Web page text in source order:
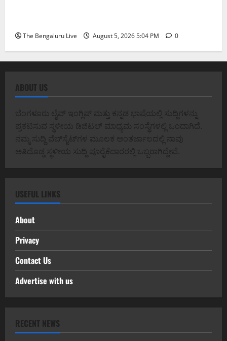
The Bengaluru Live August 5, 2026 5:04 PM 0
ABOUT US
ಬೆಂಗಳೂರು ಲೈವ್ ಇಂಗ್ಲಿಷ್ ಮತ್ತು ಕನ್ನಡ ಭಾಷೆಯಲ್ಲಿ ಸುದ್ದಿಗಳನ್ನು
ಪ್ರಕಟಿಸುವ ಸ್ಥಳೀಯ ಡಿಜಿಟಲ್ ಮಾಧ್ಯಮ ಸಂಸ್ಥೆಗಳಲ್ಲಿ ಒಂದಾಗಿದೆ.
ನಮ್ಮ ಸುದ್ದಿ ವೆಬ್‌ಸೈಟ್‌ಗಳ ಮೂಲಕ ಅಂತರ್ಜಾಲದಲ್ಲಿ ನಾವು
ಅತಿದೊಡ್ಡ ಸ್ಥಳೀಯ ಸುದ್ದಿ ಪೂರೈಕೆದಾರರಲ್ಲಿ ಒಬ್ಬರಾಗಿದ್ದೇವೆ.
USEFUL LINKS
About
Privacy
Contact Us
Advertise with us
RECENT NEWS